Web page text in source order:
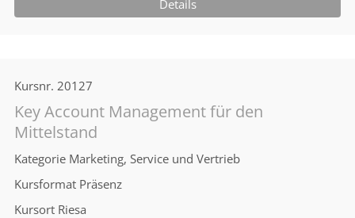
Details
Kursnr. 20127
Key Account Management für den
Mittelstand
Kategorie Marketing, Service und Vertrieb
Kursformat Präsenz
Kursort Riesa